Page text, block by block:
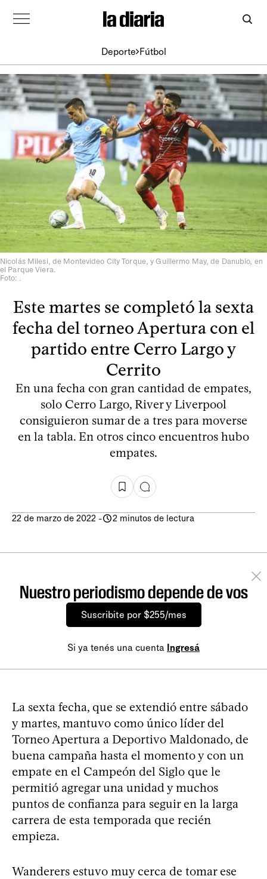
Deporte Fútbol
Nicolás Milesi, de Montevideo City Torque, y Guillermo May, de Danubio, en
el Parque Viera.
Foto: .
Este martes se completó la sexta
fecha del torneo Apertura con el
partido entre Cerro Largo y
Cerrito
En una fecha con gran cantidad de empates,
solo Cerro Largo, River y Liverpool
consiguieron sumar de a tres para moverse
en la tabla. En otros cinco encuentros hubo
empates.
22 de marzo de 2022 - 2 minutos de lectura
Nuestro periodismo depende de vos
Suscribite por $255/mes
Si ya tenés una cuenta Ingresá
La sexta fecha, que se extendió entre sábado
y martes, mantuvo como único líder del
Torneo Apertura a Deportivo Maldonado, de
buena campaña hasta el momento y con un
empate en el Campeón del Siglo que le
permitió agregar una unidad y muchos
puntos de confianza para seguir en la larga
carrera de esta temporada que recién
empieza.
Wanderers estuvo muy cerca de tomar ese